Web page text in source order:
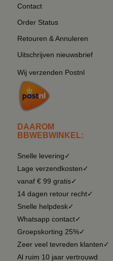
Contact
Order Status
Retouren & Annuleren
Uitschrijven nieuwsbrief
Wij verzenden Postnl
DAAROM
BBWEBWINKEL:
Snelle levering✓
Lage verzendkosten✓
vanaf € 99 gratis✓
14 dagen retour recht✓
Snelle helpdesk✓
Whatsapp contact✓
Groepskorting 25%✓
Zeer veel tevreden klanten✓
Al ruim 10 jaar vertrouwd